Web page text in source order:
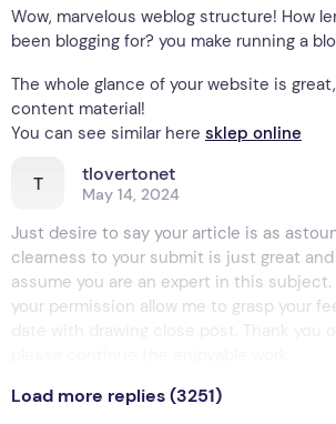
Wow, marvelous weblog structure! How
been blogging for? you make running a
The whole glance of your website is
content material!
You can see similar here sklep online
T tlovertonet
May 14, 2024
Just desire to say your article is as
clearness to your submit is just great
assume you are an expert in this subject.
your permission allow me to grasp your
date with drawing close post. Thank you
http://www.tlovertonet.com/
Load more replies (3251)